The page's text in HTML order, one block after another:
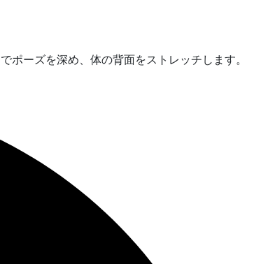
ーズを深め、体の背面をストレッチします。